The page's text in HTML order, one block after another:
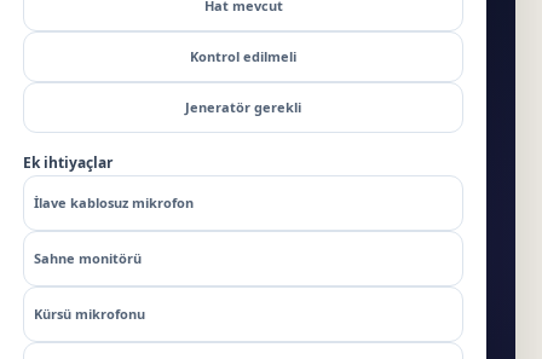
Hat mevcut
Kontrol edilmeli
Jeneratör gerekli
Ek ihtiyaçlar
İlave kablosuz mikrofon
Sahne monitörü
Kürsü mikrofonu